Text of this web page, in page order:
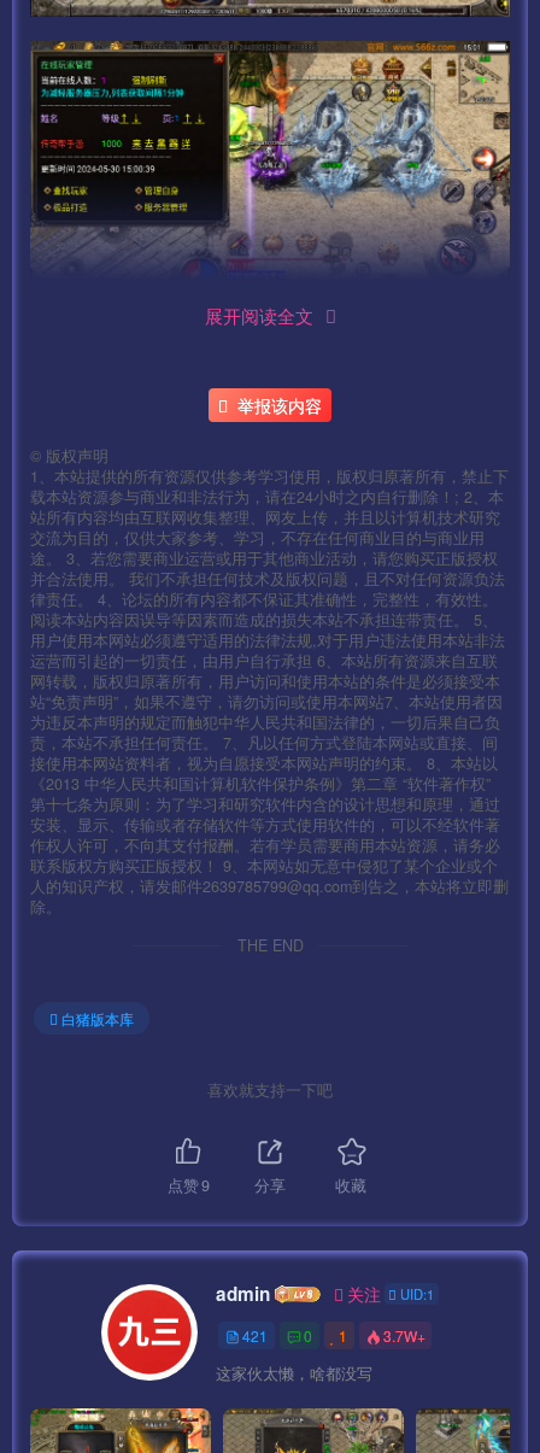
展开阅读全文
举报该内容
© 版权声明
1、本站提供的所有资源仅供参考学习使用，版权归原著所有，禁止下
载本站资源参与商业和非法行为，请在24小时之内自行删除！; 2、本
站所有内容均由互联网收集整理、网友上传，并且以计算机技术研究
交流为目的，仅供大家参考、学习，不存在任何商业目的与商业用
途。 3、若您需要商业运营或用于其他商业活动，请您购买正版授权
并合法使用。 我们不承担任何技术及版权问题，且不对任何资源负法
律责任。 4、论坛的所有内容都不保证其准确性，完整性，有效性。
阅读本站内容因误导等因素而造成的损失本站不承担连带责任。 5、
用户使用本网站必须遵守适用的法律法规,对于用户违法使用本站非法
运营而引起的一切责任，由用户自行承担 6、本站所有资源来自互联
网转载，版权归原著所有，用户访问和使用本站的条件是必须接受本
站“免责声明”，如果不遵守，请勿访问或使用本网站7、本站使用者因
为违反本声明的规定而触犯中华人民共和国法律的，一切后果自己负
责，本站不承担任何责任。 7、凡以任何方式登陆本网站或直接、间
接使用本网站资料者，视为自愿接受本网站声明的约束。 8、本站以
《2013 中华人民共和国计算机软件保护条例》第二章 “软件著作权”
第十七条为原则：为了学习和研究软件内含的设计思想和原理，通过
安装、显示、传输或者存储软件等方式使用软件的，可以不经软件著
作权人许可，不向其支付报酬。若有学员需要商用本站资源，请务必
联系版权方购买正版授权！ 9、本网站如无意中侵犯了某个企业或个
人的知识产权，请发邮件2639785799@qq.com到告之，本站将立即删
除。
THE END
白猪版本库
喜欢就支持一下吧
点赞9 分享 收藏
admin 关注 UID:1
421 0 1 3.7W+
这家伙太懒，啥都没写